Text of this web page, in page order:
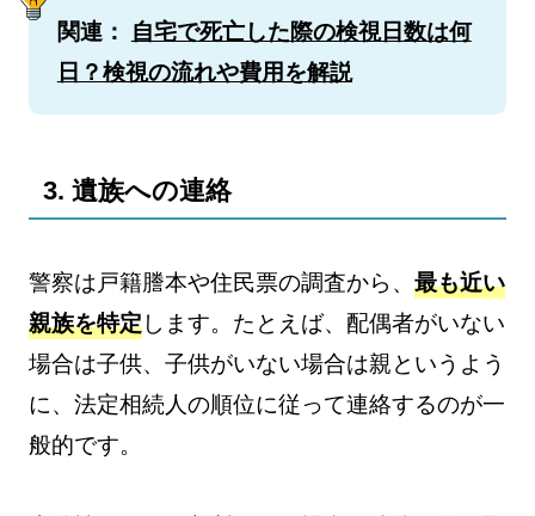
関連：
自宅で死亡した際の検視日数は何
日？検視の流れや費用を解説
3. 遺族への連絡
警察は戸籍謄本や住民票の調査から、 最も近い
親族を特定します。たとえば、配偶者がいない
場合は子供、子供がいない場合は親というよう
に、法定相続人の順位に従って連絡するのが一
般的です。